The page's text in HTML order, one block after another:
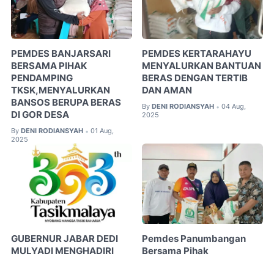
PEMDES BANJARSARI
BERSAMA PIHAK
PENDAMPING
TKSK,MENYALURKAN
BANSOS BERUPA BERAS
DI GOR DESA
By DENI RODIANSYAH • 01 Aug,
2025
PEMDES KERTARAHAYU
MENYALURKAN BANTUAN
BERAS DENGAN TERTIB
DAN AMAN
By DENI RODIANSYAH • 04 Aug,
2025
GUBERNUR JABAR DEDI
MULYADI MENGHADIRI
Pemdes Panumbangan
Bersama Pihak